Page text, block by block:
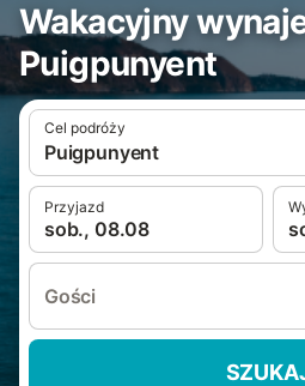
Wakacyjny
Puigpunyent
Cel podróży
Puigpunyent
Przyjazd
sob., 08.08
Gości